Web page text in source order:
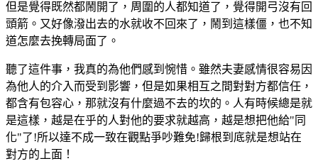
但是覺得既然都鬧開了，周圍的人都知道了，覺得開弓沒有回
頭箭。又好像潑出去的水就收不回來了，鬧到這樣僵，也不知
道怎麼去挽轉局面了。
聽了這件事，我真的為他們感到惋惜。雖然夫妻感情很容易因
為他人的介入而受到影響，但是如果相互之間對對方都信任，
都含有包容心，那就沒有什麼過不去的坎的。人有時候總是就
是這樣，越是在乎的人對他的要求就越高，越是想把他給"同
化"了!所以達不成一致在觀點爭吵難免!歸根到底就是想站在
對方的上面！